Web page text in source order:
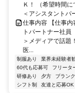
Ｋ！ （希望時間
＜アシスタントパ
仕事内容 【仕事
トパートナー社員
＞メディアで話題
医...
制服あり 業界未経験者
60代も応募可
フリータ
研修あり
夕方 ブラン
シフト制
友達と応募OK